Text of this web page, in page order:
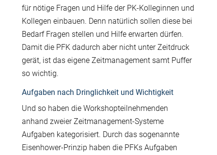
für nötige Fragen und Hilfe der PK-Kolleginnen und
Kollegen einbauen. Denn natürlich sollen diese bei
Bedarf Fragen stellen und Hilfe erwarten dürfen.
Damit die PFK dadurch aber nicht unter Zeitdruck
gerät, ist das eigene Zeitmanagement samt Puffer
so wichtig.
Aufgaben nach Dringlichkeit und Wichtigkeit
Und so haben die Workshopteilnehmenden
anhand zweier Zeitmanagement-Systeme
Aufgaben kategorisiert. Durch das sogenannte
Eisenhower-Prinzip haben die PFKs Aufgaben